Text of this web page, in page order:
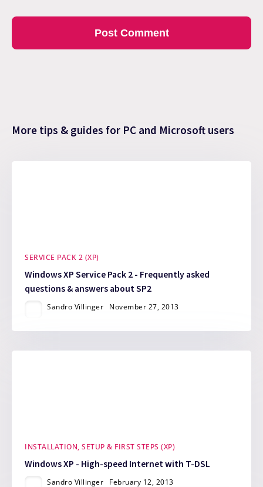
More tips & guides for PC and Microsoft users
SERVICE PACK 2 (XP)
Windows XP Service Pack 2 - Frequently asked
questions & answers about SP2
Sandro Villinger November 27, 2013
INSTALLATION, SETUP & FIRST STEPS (XP)
Windows XP - High-speed Internet with T-DSL
Sandro Villinger February 12, 2013